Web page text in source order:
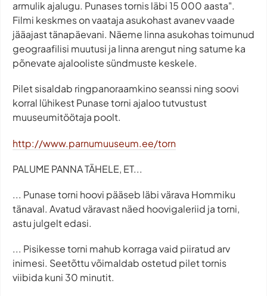
armulik ajalugu. Punases tornis läbi 15 000 aasta".
Filmi keskmes on vaataja asukohast avanev vaade
jääajast tänapäevani. Näeme linna asukohas toimunud
geograafilisi muutusi ja linna arengut ning satume ka
põnevate ajalooliste sündmuste keskele.
Pilet sisaldab ringpanoraamkino seanssi ning soovi
korral lühikest Punase torni ajaloo tutvustust
muuseumitöötaja poolt.
http://www.parnumuuseum.ee/torn
PALUME PANNA TÄHELE, ET...
... Punase torni hoovi pääseb läbi värava Hommiku
tänaval. Avatud väravast näed hoovigaleriid ja torni,
astu julgelt edasi.
... Pisikesse torni mahub korraga vaid piiratud arv
inimesi. Seetõttu võimaldab ostetud pilet tornis
viibida kuni 30 minutit.